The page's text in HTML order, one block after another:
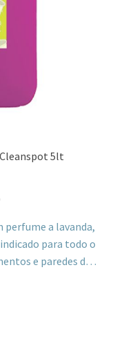
5lt
a lavanda,
para todo o
e paredes de
e doméstico.